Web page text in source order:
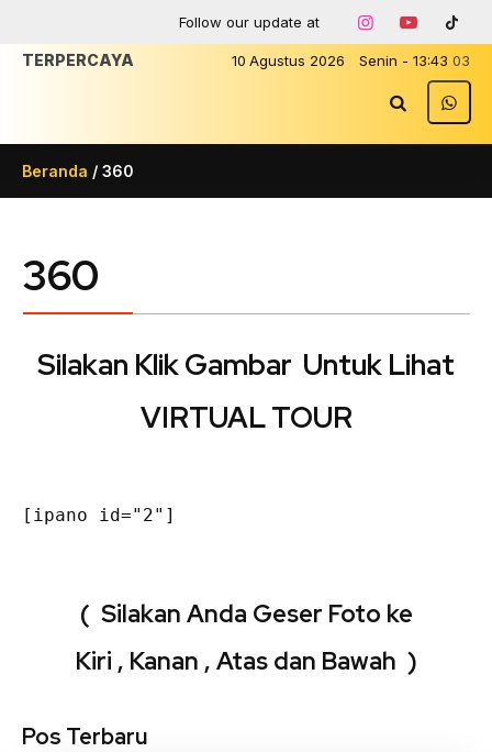
Follow our update at
10 Agustus 2026 Senin - 13:43 03
TERPERCAYA
Beranda / 360
360
Silakan Klik Gambar Untuk Lihat
VIRTUAL TOUR
[ipano id="2"]
( Silakan Anda Geser Foto ke
Kiri , Kanan , Atas dan Bawah )
Pos Terbaru